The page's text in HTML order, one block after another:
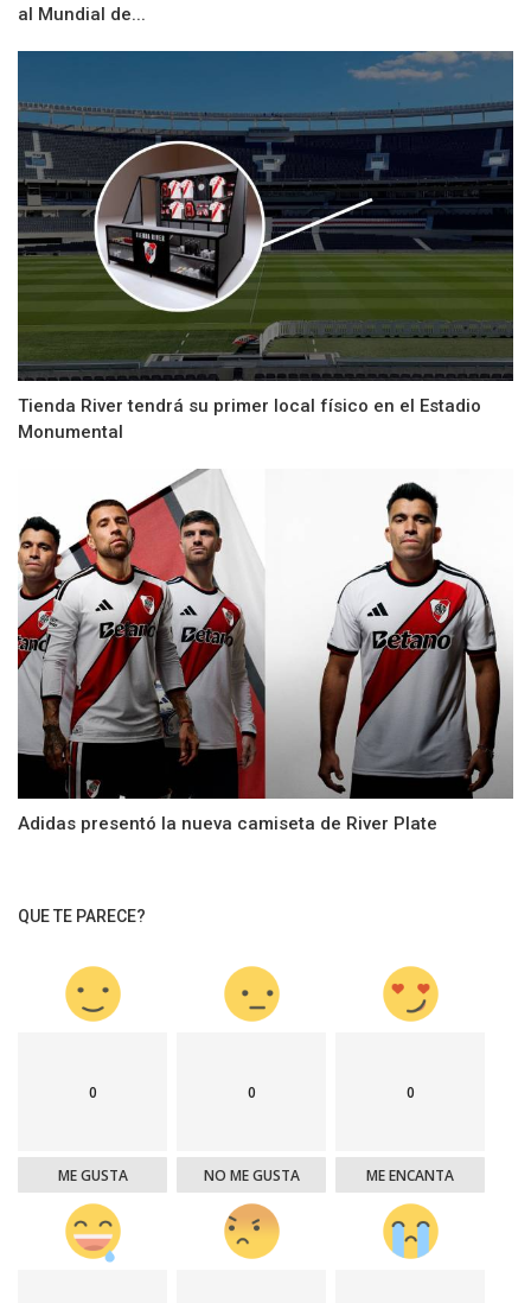
al Mundial de...
Tienda River tendrá su primer local físico en el Estadio
Monumental
Adidas presentó la nueva camiseta de River Plate
QUE TE PARECE?
0
ME GUSTA
0
NO ME GUSTA
0
ME ENCANTA